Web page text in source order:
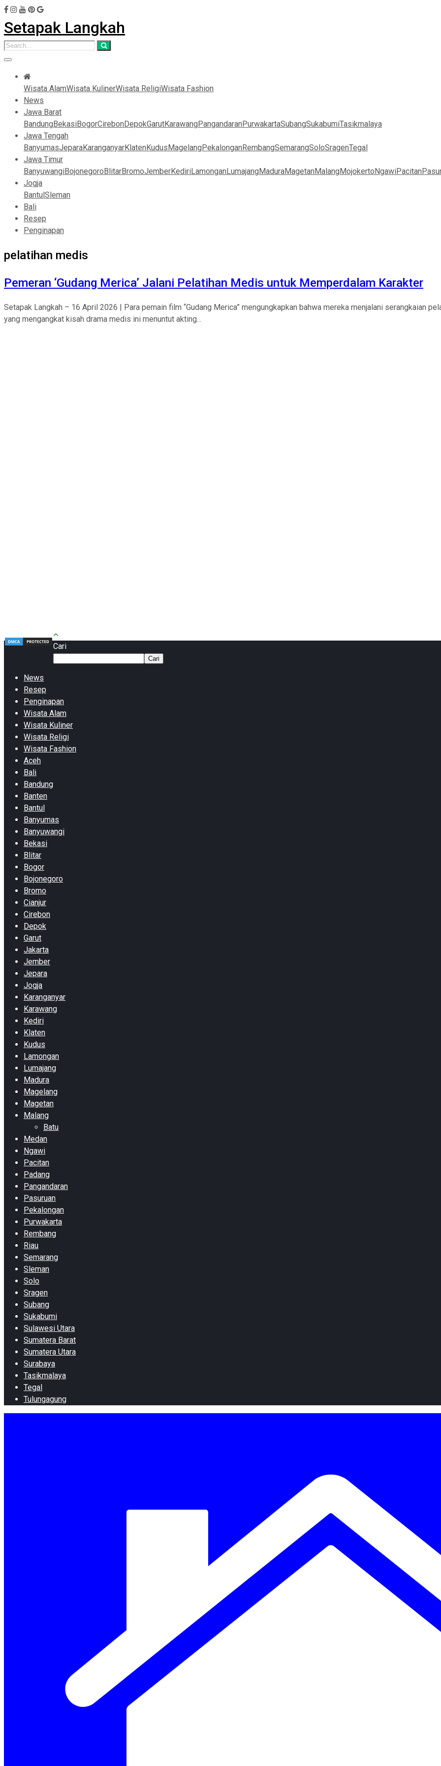
Setapak Langkah
Wisata AlamWisata KulinerWisata ReligiWisata Fashion
News
Jawa Barat
BandungBekasiBogorCirebonDepokGarutKarawangPangandaranPurwakartaSubangSukabumiTasikmalaya
Jawa Tengah
BanyumasJeparaKaranganyarKlatenKudusMagelangPekalonganRembangSemarangSoloSragenTegal
Jawa Timur
BanyuwangiBojonegoroBlitarBromoJemberKediriLamonganLumajangMaduraMagetanMalangMojokertoNgawiPacitan
Jogja
BantulSleman
Bali
Resep
Penginapan
pelatihan medis
Pemeran ‘Gudang Merica’ Jalani Pelatihan Medis untuk Memperdalam Karakter
Setapak Langkah – 16 April 2026 | Para pemain film “Gudang Merica” mengungkapkan bahwa mereka menjalani serangkaian
yang mengangkat kisah drama medis ini menuntut akting...
Cari
Cari
News
Resep
Penginapan
Wisata Alam
Wisata Kuliner
Wisata Religi
Wisata Fashion
Aceh
Bali
Bandung
Banten
Bantul
Banyumas
Banyuwangi
Bekasi
Blitar
Bogor
Bojonegoro
Bromo
Cianjur
Cirebon
Depok
Garut
Jakarta
Jember
Jepara
Jogja
Karanganyar
Karawang
Kediri
Klaten
Kudus
Lamongan
Lumajang
Madura
Magelang
Magetan
Malang
Batu
Medan
Ngawi
Pacitan
Padang
Pangandaran
Pasuruan
Pekalongan
Purwakarta
Rembang
Riau
Semarang
Sleman
Solo
Sragen
Subang
Sukabumi
Sulawesi Utara
Sumatera Barat
Sumatera Utara
Surabaya
Tasikmalaya
Tegal
Tulungagung